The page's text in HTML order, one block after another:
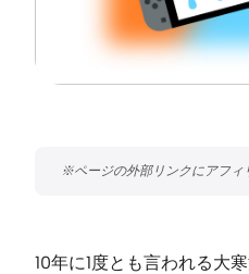
10年に1度とも言われる大